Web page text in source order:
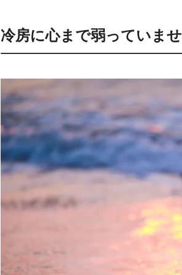
冷房に心まで弱っていま